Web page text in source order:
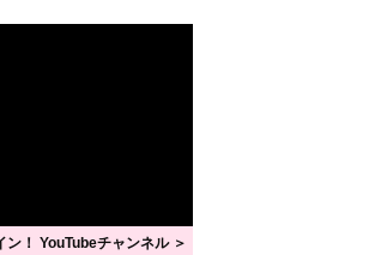
ン！ YouTubeチャンネル ＞